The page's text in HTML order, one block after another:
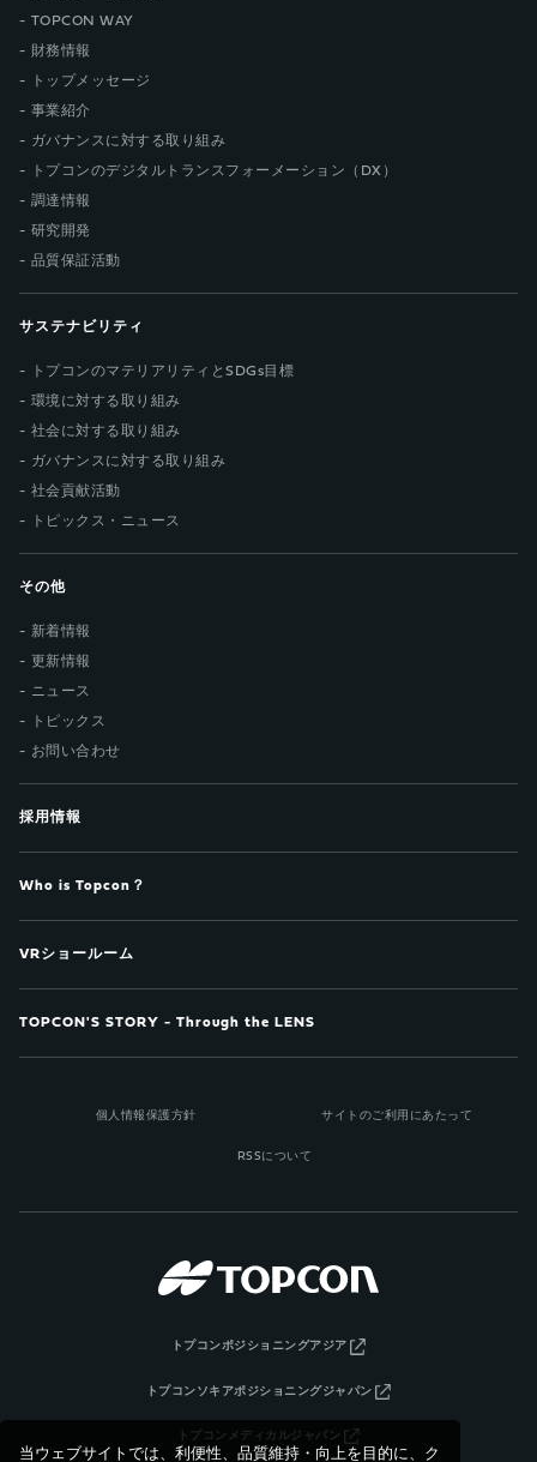
当ウェブサイトでは、利便性、品質維持・向上を目的に、ク
TOPCON WAY
財務情報
トップメッセージ
事業紹介
ガバナンスに対する取り組み
トプコンのデジタルトランスフォーメーション（DX）
調達情報
研究開発
品質保証活動
サステナビリティ
トプコンのマテリアリティとSDGs目標
環境に対する取り組み
社会に対する取り組み
ガバナンスに対する取り組み
社会貢献活動
トピックス・ニュース
その他
新着情報
更新情報
ニュース
トピックス
お問い合わせ
採用情報
Who is Topcon？
VRショールーム
TOPCON'S STORY - Through the LENS
個人情報保護方針 サイトのご利用にあたって
RSSについて
トプコンポジショニングアジア
トプコンソキアポジショニングジャパン
トプコンメディカルジャパン